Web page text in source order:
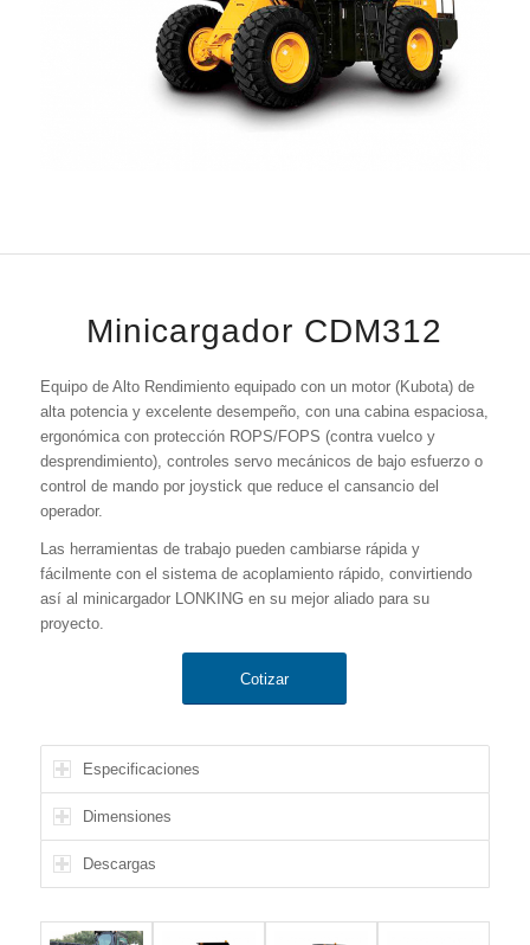
Minicargador CDM312
Equipo de Alto Rendimiento equipado con un motor (Kubota) de
alta potencia y excelente desempeño, con una cabina espaciosa,
ergonómica con protección ROPS/FOPS (contra vuelco y
desprendimiento), controles servo mecánicos de bajo esfuerzo o
control de mando por joystick que reduce el cansancio del
operador.
Las herramientas de trabajo pueden cambiarse rápida y
fácilmente con el sistema de acoplamiento rápido, convirtiendo
así al minicargador LONKING en su mejor aliado para su
proyecto.
Cotizar
Especificaciones
Dimensiones
Descargas